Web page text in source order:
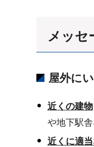
メッセ
屋外に
近くの建物
や地下駅舎
近くに適